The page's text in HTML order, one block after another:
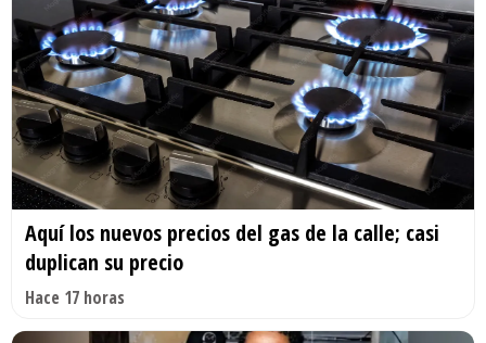
Aquí los nuevos precios del gas de la calle; casi
duplican su precio
Hace 17 horas